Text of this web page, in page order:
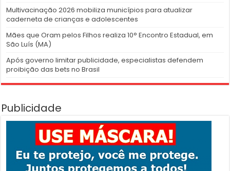
Multivacinação 2026 mobiliza municípios para atualizar
caderneta de crianças e adolescentes
Mães que Oram pelos Filhos realiza 10° Encontro Estadual, em
São Luís (MA)
Após governo limitar publicidade, especialistas defendem
proibição das bets no Brasil
Publicidade